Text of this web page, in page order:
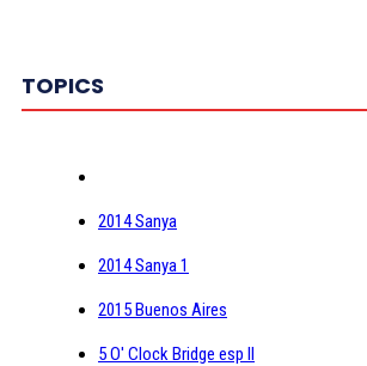
TOPICS
2014 Sanya
2014 Sanya 1
2015 Buenos Aires
5 O' Clock Bridge esp II